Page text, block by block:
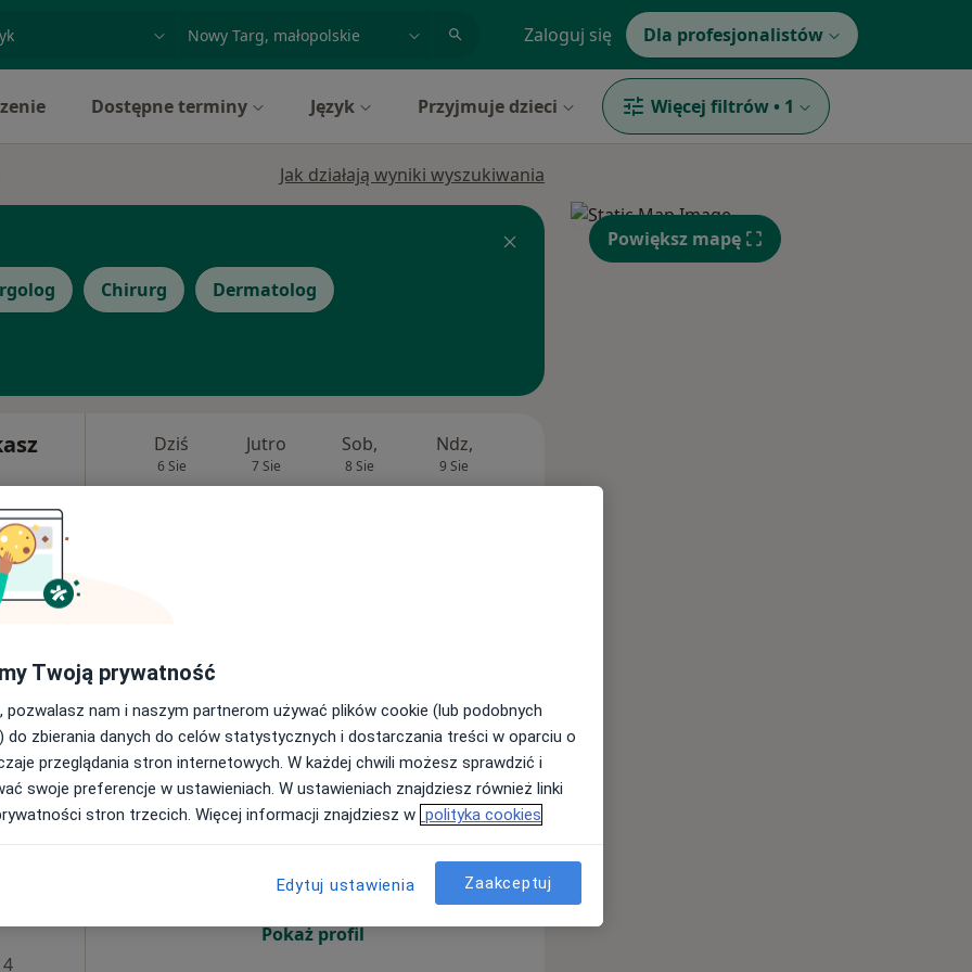
Zaloguj się Dla profesjonalistów
Dostępne terminy Język Przyjmuje dzieci Więcej filtrów • 1
Jak działają wyniki wyszukiwania
Chirurg Dermatolog
(pierwsza wizyta) 250 zł
Dziś
6 Sie
Jutro
7 Sie
Sob,
8 Sie
Ndz,
9 Sie
·
Dziś
6 Sie
Jutro
7 Sie
Sob,
8 Sie
Ndz,
9 Sie
Pon,
10 Sie
Umawianie online nie jest dostępne
Pokaż profil
Powiększ mapę
Twoją prywatność
pozwalasz nam i naszym partnerom używać plików cookie (lub podobnych
do zbierania danych do celów statystycznych i dostarczania treści w oparciu o
przeglądania stron internetowych. W każdej chwili możesz sprawdzić i
swoje preferencje w ustawieniach. W ustawieniach znajdziesz również linki
stron trzecich. Więcej informacji znajdziesz w polityka cookies
Edytuj ustawienia Zaakceptuj